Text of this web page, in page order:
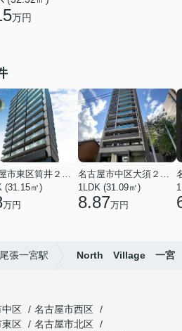
万円
名古屋市東区筒井２丁目
(31.15㎡)
万円
名古屋市中区大須２丁目
1LDK (31.09㎡)
8.87万円
尾張一宮駅 North Village 一宮
中区
名古屋市西区
東区
名古屋市北区